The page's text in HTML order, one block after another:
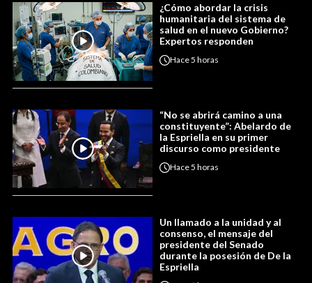
¿Cómo abordar la crisis
humanitaria del sistema de
salud en el nuevo Gobierno?
Expertos responden
Hace5 horas
“No se abrirá camino a una
constituyente”: Abelardo de
la Espriella en su primer
discurso como presidente
Hace5 horas
Un llamado a la unidad y al
consenso, el mensaje del
presidente del Senado
durante la posesión de De la
Espriella